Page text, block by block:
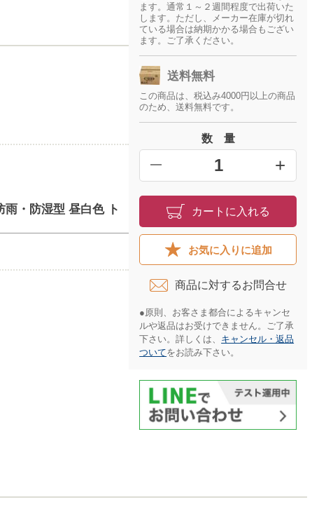
雨・防湿型 昼白色 ト
ます。通常１～２週間程度で出荷いた
します。ただし、メーカー在庫が切れ
ている場合は納期かかる場合もござい
ます。ご了承ください。
送料無料
この商品は、税込み4000円以上の商品
のため、送料無料です。
数 量
━ +
カートに入れる
お気に入りに追加
商品に対するお問合せ​
●原則、お客さま都合によるキャンセ
ルや返品はお受けできません。ご了承
下さい。詳しくは、 キャンセル・返品
ついてをお読み下さい。​